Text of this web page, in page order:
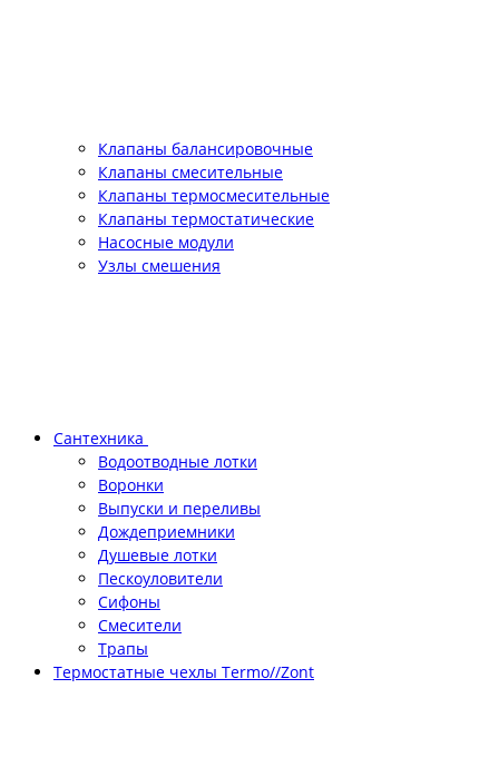
Клапаны балансировочные
Клапаны смесительные
Клапаны термосмесительные
Клапаны термостатические
Насосные модули
Узлы смешения
Сантехника
Водоотводные лотки
Воронки
Выпуски и переливы
Дождеприемники
Душевые лотки
Пескоуловители
Сифоны
Смесители
Трапы
Термостатные чехлы Termo//Zont